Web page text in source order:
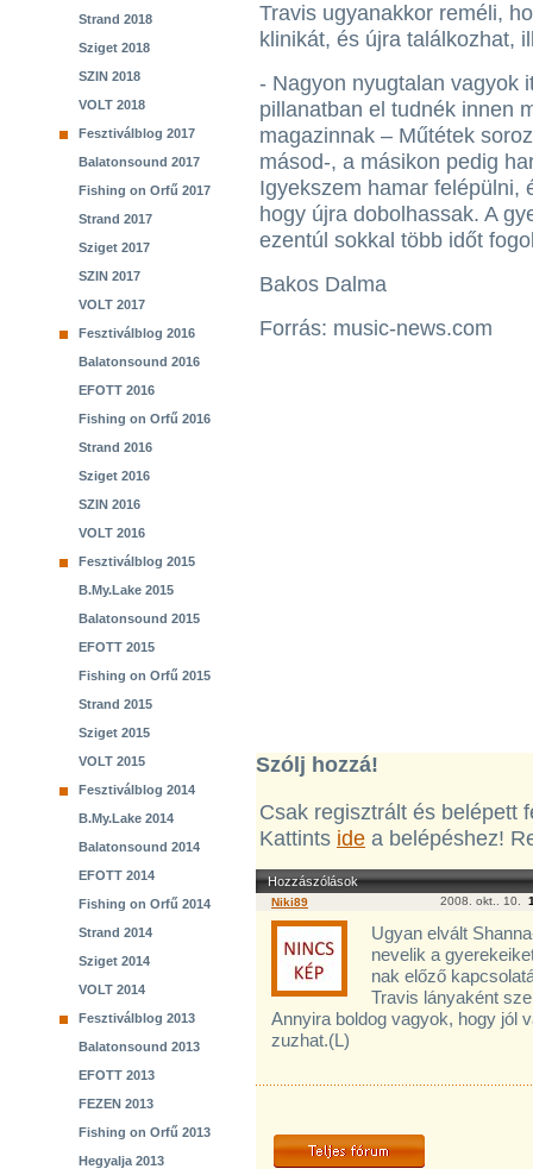
Strand 2018
Sziget 2018
SZIN 2018
VOLT 2018
Fesztiválblog 2017
Balatonsound 2017
Fishing on Orfű 2017
Strand 2017
Sziget 2017
SZIN 2017
VOLT 2017
Fesztiválblog 2016
Balatonsound 2016
EFOTT 2016
Fishing on Orfű 2016
Strand 2016
Sziget 2016
SZIN 2016
VOLT 2016
Fesztiválblog 2015
B.My.Lake 2015
Balatonsound 2015
EFOTT 2015
Fishing on Orfű 2015
Strand 2015
Sziget 2015
VOLT 2015
Fesztiválblog 2014
B.My.Lake 2014
Balatonsound 2014
EFOTT 2014
Fishing on Orfű 2014
Strand 2014
Sziget 2014
VOLT 2014
Fesztiválblog 2013
Balatonsound 2013
EFOTT 2013
FEZEN 2013
Fishing on Orfű 2013
Hegyalja 2013
Travis ugyanakkor reméli,
klinikát, és újra találkozhat,
- Nagyon nyugtalan vagyok
pillanatban el tudnék innen
magazinnak – Műtétek
másod-, a másikon pedig
Igyekszem hamar felépülni,
hogy újra dobolhassak. A
ezentúl sokkal több időt
Bakos Dalma
Forrás: music-news.com
Szólj hozzá!
Csak regisztrált és belépett
Kattints ide a belépéshez!
Hozzászólások
Niki89 2008. okt.. 10.
Ugyan elvált
nevelik a
nak előző
Travis lányaként
Annyira boldog vagyok, hogy jól
zuzhat.(L)